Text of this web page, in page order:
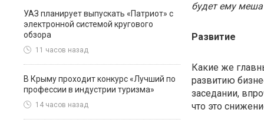
УАЗ планирует выпускать «Патриот» с
электронной системой кругового
обзора
11 часов назад
В Крыму проходит конкурс «Лучший по
профессии в индустрии туризма»
14 часов назад
будет ему
Развитие
Какие же
развитию
заседании,
что это